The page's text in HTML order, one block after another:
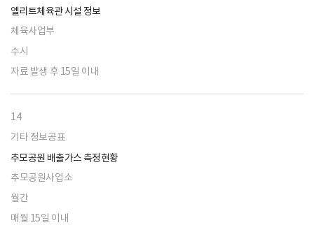
엘리트체육관 시설 정보
체육사업부
수시
자료 발생 후 15일 이내
14
기타 정보공표
추모공원 배출가스 측정현황
추모공원사업소
월간
매월 15일 이내